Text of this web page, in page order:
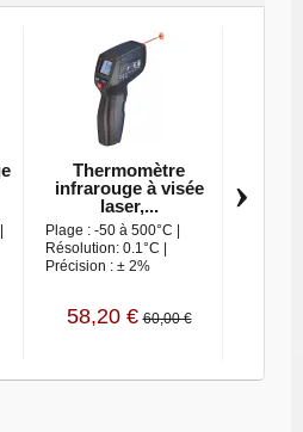
Thermomètre
infrarouge à visée
laser,...
Plage : -50 à 500°C |
Résolution: 0.1°C |
Précision : ± 2%
58,20 € 60,00 €
›